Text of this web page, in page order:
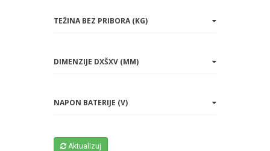
TEŽINA BEZ PRIBORA (KG)
DIMENZIJE DXŠXV (MM)
NAPON BATERIJE (V)
Aktualizuj